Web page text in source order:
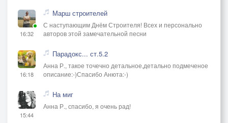
16:32
Марш строителей
С наступающим Днём Строителя! Всех и персонально
авторов этой замечательной песни
16:18
Парадокс... ст.5.2
Анна Р., такое точечно детальное,детально подмеченое
описание:-)Спасибо Анюта:-)
15:44
На миг
Анна Р., спасибо, я очень рад!